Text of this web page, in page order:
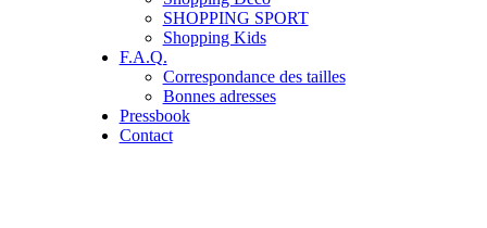
SHOPPING SPORT
Shopping Kids
F.A.Q.
Correspondance des tailles
Bonnes adresses
Pressbook
Contact